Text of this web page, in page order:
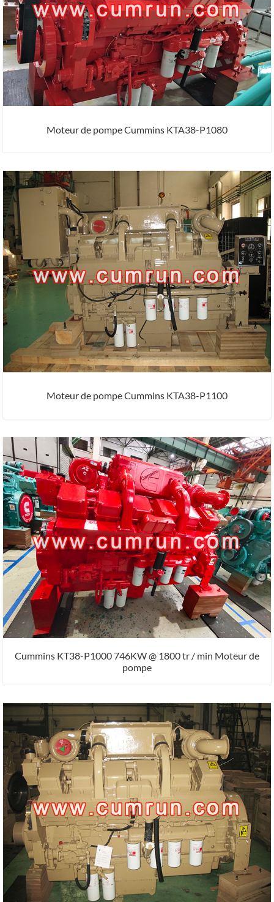
Moteur de pompe Cummins KTA38-P1080
Moteur de pompe Cummins KTA38-P1100
Cummins KT38-P1000 746KW @ 1800 tr / min Moteur de
pompe